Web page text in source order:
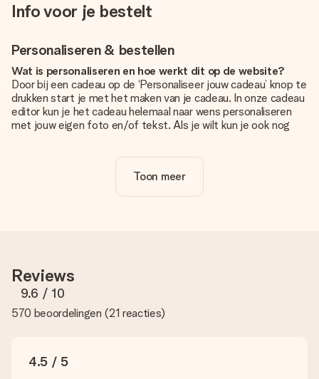
Info voor je bestelt
Personaliseren & bestellen
Wat is personaliseren en hoe werkt dit op de website?
Door bij een cadeau op de ‘Personaliseer jouw cadeau’ knop te
drukken start je met het maken van je cadeau. In onze cadeau
editor kun je het cadeau helemaal naar wens personaliseren
met jouw eigen foto en/of tekst. Als je wilt kun je ook nog
Is personalisatie in de prijs inbegrepen?
De prijs die op de website wordt getoond is inclusief de
te gebruiken. Als je niet zeker bent over de kwaliteit van je
foto, neem dan contact op met onze klantenservice en stuur
je foto mee met het cadeau dat je wilt bestellen. Zij kunnen
de kwaliteit dan voor je controleren!
Je kan gebruik maken van JPG en PNG bestanden om te
uploaden in onze editor. Is dit te technisch of heb je een
Toon meer
Reviews
9.6 / 10
570 beoordelingen (21 reacties)
4.5 / 5